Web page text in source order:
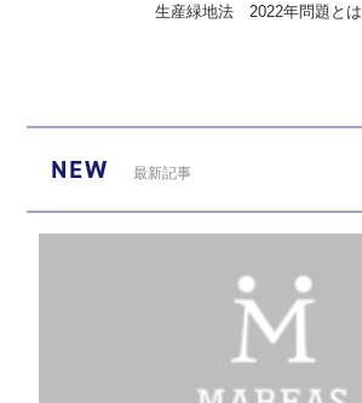
生産緑地法 2022年問題とは
NEW 最新記事